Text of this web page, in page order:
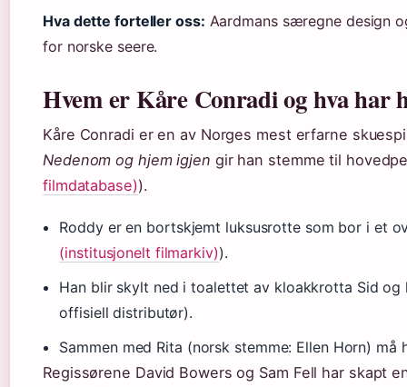
Hva dette forteller oss: Aardmans særegne design
for norske seere.
Hvem er Kåre Conradi og hva har
Kåre Conradi er en av Norges mest erfarne
Nedenom og hjem igjen gir han stemme til
filmdatabase)).
Roddy er en bortskjemt luksusrotte som bor i et
(institusjonelt filmarkiv)).
Han blir skylt ned i toalettet av kloakkrotta Sid
offisiell distributør).
Sammen med Rita (norsk stemme: Ellen Horn) må
Regissørene David Bowers og Sam Fell har skapt